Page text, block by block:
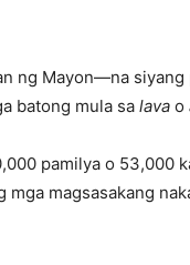
ng Mayon—na
batong mula sa lava o
pamilya o 53,000
magsasakang